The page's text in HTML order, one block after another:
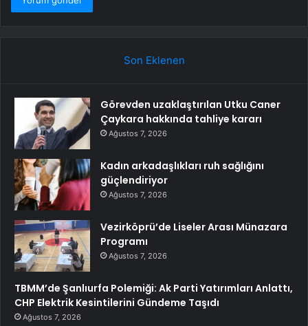
Son Eklenen
Görevden uzaklaştırılan Utku Caner
Çaykara hakkında tahliye kararı
Ağustos 7, 2026
Kadın arkadaşlıkları ruh sağlığını
güçlendiriyor
Ağustos 7, 2026
Vezirköprü’de Liseler Arası Münazara
Programı
Ağustos 7, 2026
TBMM’de Şanlıurfa Polemiği: Ak Parti Yatırımları Anlattı,
CHP Elektrik Kesintilerini Gündeme Taşıdı
Ağustos 7, 2026